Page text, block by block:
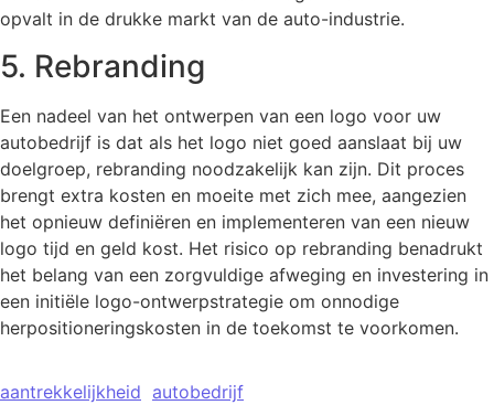
opvalt in de drukke markt van de auto-industrie.
5. Rebranding
Een nadeel van het ontwerpen van een logo voor uw
autobedrijf is dat als het logo niet goed aanslaat bij uw
doelgroep, rebranding noodzakelijk kan zijn. Dit proces
brengt extra kosten en moeite met zich mee, aangezien
het opnieuw definiëren en implementeren van een nieuw
logo tijd en geld kost. Het risico op rebranding benadrukt
het belang van een zorgvuldige afweging en investering in
een initiële logo-ontwerpstrategie om onnodige
herpositioneringskosten in de toekomst te voorkomen.
aantrekkelijkheid autobedrijf